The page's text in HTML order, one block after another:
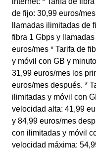
de fijo: 30,99 euros/
llamadas ilimitadas de
fibra 1 Gbps y
euros/mes * Tarifa de
y móvil con GB y
31,99 euros/mes los
euros/mes después. *
ilimitadas y móvil con
velocidad alta: 41,99
y 84,99 euros/mes
con ilimitadas y móvil
velocidad máxima: